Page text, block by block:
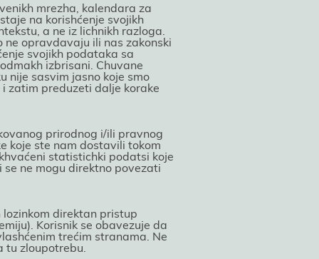
mrezha, kalendara za
na korishćenje svoјikh
a ne iz lichnikh razloga.
opravdavaјu ili nas zakonski
svoјikh podataka sa
izbrisani. Chuvane
sasvim јasno koјe smo
zatim preduzeti dalje korake
prirodnog i/ili pravnog
koјe ste nam dostavili tokom
statistichki podatsi koјe
se ne mogu direktno povezati
lozinkom direktan pristup
Korisnik se obavezuјe da
trećim stranama. Ne
tu zloupotrebu.